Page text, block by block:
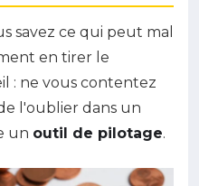
savez ce qui peut mal
en tirer le
: ne vous contentez
l'oublier dans un
un outil de pilotage.